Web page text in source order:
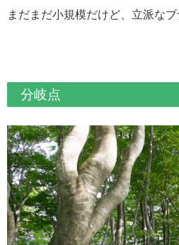
まだまだ小規模だけど、立派なブ
分岐点